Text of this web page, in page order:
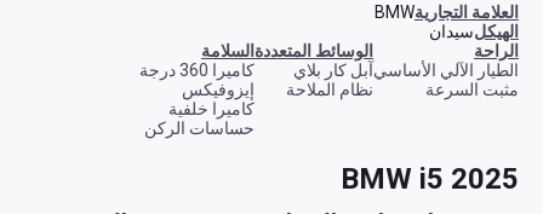
العلامة التجاريةBMW
الهيكلسيدان
الراحة
الطيار الآلي الأساسي
مثبت السرعة
الوسائط المتعددة
آبل كار بلاي
نظام الملاحة
السلامة
كاميرا 360 درجة
إيزوفيكس
كاميرا خلفية
حساسات الركن
BMW i5 2025